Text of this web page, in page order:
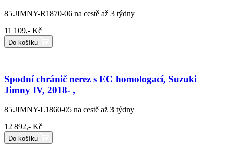
85.JIMNY-R1870-06 na cestě až 3 týdny
11 109,- Kč
Do košíku
Spodní chránič nerez s EC homologací, Suzuki
Jimny IV, 2018- ,
85.JIMNY-L1860-05 na cestě až 3 týdny
12 892,- Kč
Do košíku